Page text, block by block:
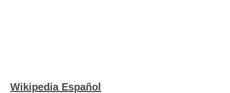
Wikipedia Español